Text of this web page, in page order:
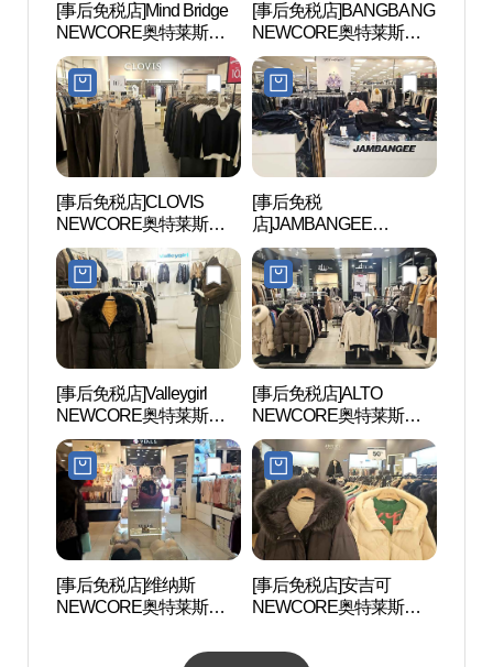
[事后免税店]Mind Bridge
NEWCORE奥特莱斯山
本店(마인드브릿지 뉴코
아아울렛 산본점)
[事后免税店]BANGBANG
NEWCORE奥特莱斯山
本店(뱅뱅 뉴코아아울렛
산본점)
[事后免税店]CLOVIS
NEWCORE奥特莱斯山
本店(클라비스 뉴코아아
울렛 산본점)
[事后免税
店]JAMBANGEE
NEWCORE奥特莱斯山
本店(잠뱅이 뉴코아아울
렛 산본점)
[事后免税店]Valleygirl
NEWCORE奥特莱斯山
本店(밸리걸 뉴코아아울
렛 산본점)
[事后免税店]ALTO
NEWCORE奥特莱斯山
本店(알토 뉴코아아울렛
산본점)
[事后免税店]维纳斯
NEWCORE奥特莱斯山
[事后免税店]安吉可
NEWCORE奥特莱斯山
렛 산본점)